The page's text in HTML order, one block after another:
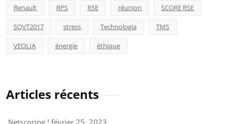
Renault RPS RSE réunion SCORE RSE
SQVT2017 stress Technologia TMS
VEOLIA énergie éthique
Articles récents
Netscoring ! février 25, 2023